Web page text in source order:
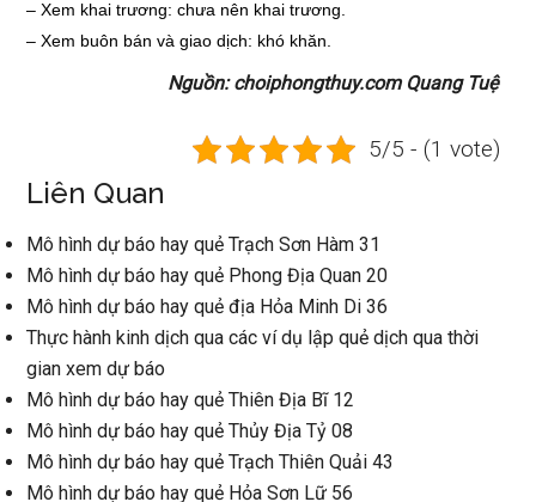
– Xem khai trương: chưa nên khai trương.
– Xem buôn bán và giao dịch: khó khăn.
Nguồn: choiphongthuy.com Quang Tuệ
5/5 - (1 vote)
Liên Quan
Mô hình dự báo hay quẻ Trạch Sơn Hàm 31
Mô hình dự báo hay quẻ Phong Địa Quan 20
Mô hình dự báo hay quẻ địa Hỏa Minh Di 36
Thực hành kinh dịch qua các ví dụ lập quẻ dịch qua thời
gian xem dự báo
Mô hình dự báo hay quẻ Thiên Địa Bĩ 12
Mô hình dự báo hay quẻ Thủy Địa Tỷ 08
Mô hình dự báo hay quẻ Trạch Thiên Quải 43
Mô hình dự báo hay quẻ Hỏa Sơn Lữ 56